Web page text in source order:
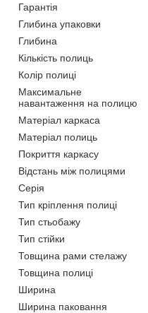
Гарантія
Глибина упаковки
Глибина
Кількість полиць
Колір полиці
Максимальне
навантаження на полицю
Матеріал каркаса
Матеріал полиць
Покриття каркасу
Відстань між полицями
Серія
Тип кріплення полиці
Тип стьобажу
Тип стійки
Товщина рами стелажу
Товщина полиці
Ширина
Ширина паковання